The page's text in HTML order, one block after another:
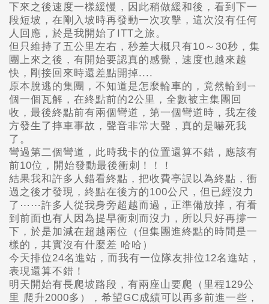
下來之後速度一樣緩慢，因此稍做緩和後，看到下一
段短坡，在剛入坡時再發動一次攻擊，這次沒有任何
人回應，於是我開始了ITT之旅。
但只維持了五公里左右，秒差大概只有10～30秒，集
團上來之後，有開始要認真的感覺，速度也越來越
快，剛接回來時還差點開掉....
原本脫逃的集團，不知道是怎麼輪車的，竟然輪到ㄧ
個一個瓦解，在終點前的2公里，全數被主集團回
收，最後終點前有兩個彎道，第一個彎道時，我左後
方發生了摔車事故，聲音非常大聲，真的是嚇死我
了。
彎過第二個彎道，此時我卡的位置還算不錯，應該有
前10位，開始發動最後衝刺！！！
結果我和許多人錯看終點，把收費亭誤以為終點，衝
過之後才發現，終點在後方的100公尺，但已經沒力
了⋯⋯許多人從我身旁超越而過，正準備放掉，有看
到前面也有人因為提早衝刺而沒力，所以只好再撐一
下，於是加減在超越兩位（但集團進終點的時間是一
樣的，其實沒有什麼差 哈哈）
今天排位24名進站，而我有一位隊友排位12名進站，
表現還算不錯！
明天開始有長爬坡路段，有兩座山要爬（里程129公
里 爬升2000多），希望GC成績可以再多前進一些，